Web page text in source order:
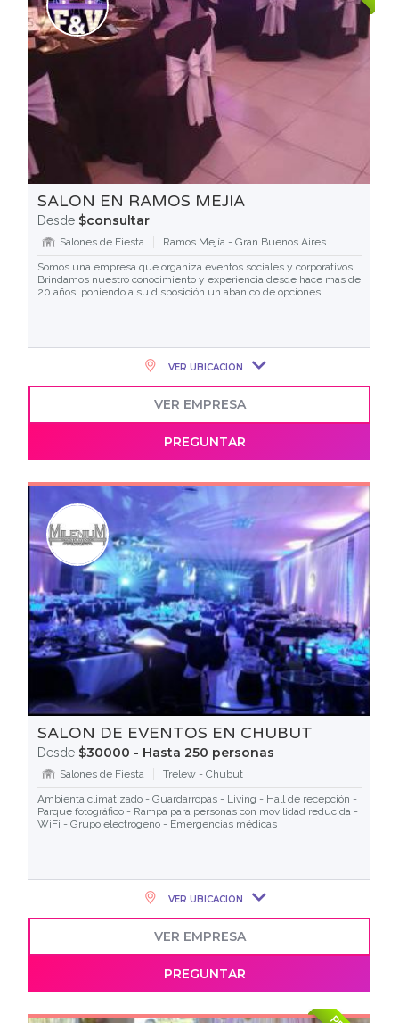
SALON EN RAMOS MEJIA
Desde $consultar
Salones de Fiesta
Ramos Mejía - Gran Buenos Aires
Somos una empresa que organiza eventos sociales y corporativos.
Brindamos nuestro conocimiento y experiencia desde hace mas de
20 años, poniendo a su disposición un abanico de opciones
VER UBICACIÓN
VER EMPRESA
PREGUNTAR
SALON DE EVENTOS EN CHUBUT
Desde $30000 - Hasta 250 personas
Salones de Fiesta
Trelew - Chubut
Ambienta climatizado - Guardarropas - Living - Hall de recepción -
Parque fotográfico - Rampa para personas con movilidad reducida -
WiFi - Grupo electrógeno - Emergencias médicas
VER UBICACIÓN
VER EMPRESA
PREGUNTAR